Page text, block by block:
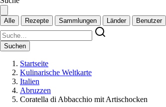
Alle Rezepte Sammlungen Länder Benutzer
Suchen
Startseite
Kulinarische Weltkarte
Italien
Abruzzen
Coratella di Abbacchio mit Artischocken